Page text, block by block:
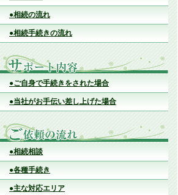
●相続の流れ
●相続手続きの流れ
●ご自身で手続きをされた場合
●当社がお手伝い差し上げた場合
●相続相談
●各種手続き
●主な対応エリア